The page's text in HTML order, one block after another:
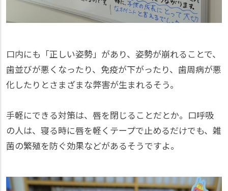
口内にも「正しい姿勢」があり、姿勢が崩れることで、
歯並びが悪くなったり、免疫が下がったり、歯周病が悪
化したりとさまざまな弊害が生まれるそう。
手軽にできる対策は、唇を閉じることだとか。口呼吸
の人は、寝る時に唇を軽くテープで止めるだけでも、雑
菌の繁殖を防ぐ効果などがあるそうですよ。